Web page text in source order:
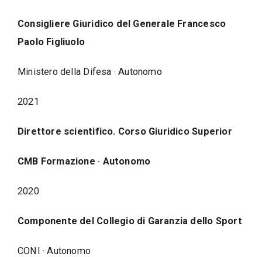
Consigliere Giuridico del Generale Francesco
Paolo Figliuolo
Ministero della Difesa · Autonomo
2021
Direttore scientifico. Corso Giuridico Superior
CMB Formazione · Autonomo
2020
Componente del Collegio di Garanzia dello Sport
CONI · Autonomo